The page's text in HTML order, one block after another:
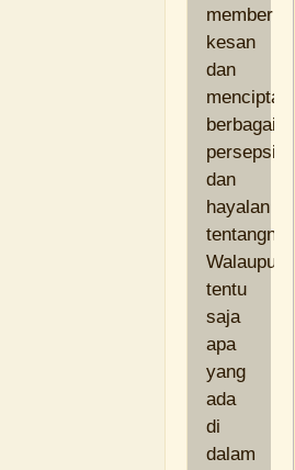
kesan
dan
berbagai
persepsi
dan
hayalan
Walaupun
tentu
saja
apa
yang
ada
di
dalam